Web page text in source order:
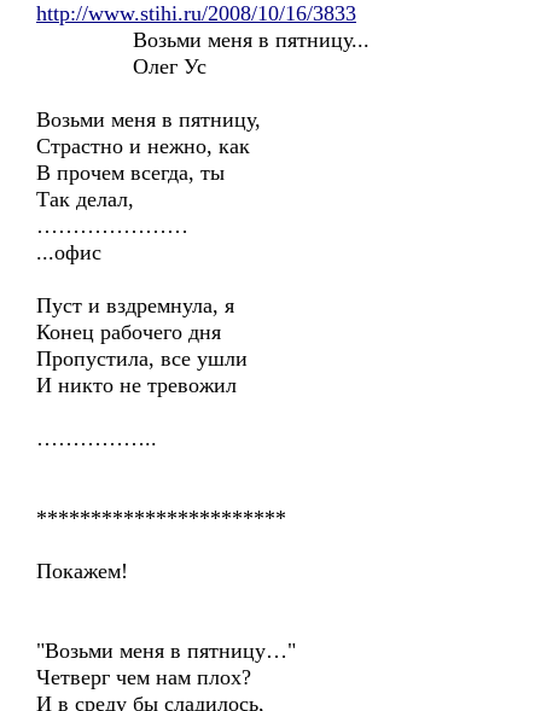
http://www.stihi.ru/2008/10/16/3833
Возьми меня в пятницу...
Олег Ус
Возьми меня в пятницу,
Страстно и нежно, как
В прочем всегда, ты
Так делал,
…………………
...офис
Пуст и вздремнула, я
Конец рабочего дня
Пропустила, все ушли
И никто не тревожил
……………..
***********************
Покажем!
"Возьми меня в пятницу…"
Четверг чем нам плох?
И в среду бы сладилось,